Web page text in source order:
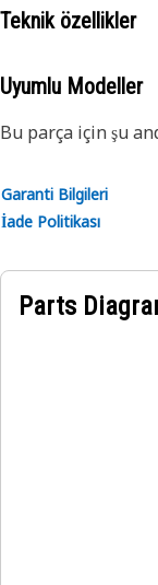
Teknik özellikler
Uyumlu Modeller
Bu parça için şu
Garanti Bilgileri
İade Politikası
Parts